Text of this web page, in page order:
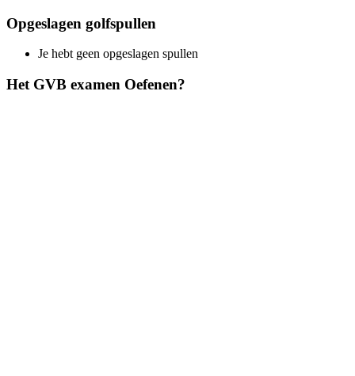
Opgeslagen golfspullen
Je hebt geen opgeslagen spullen
Het GVB examen Oefenen?